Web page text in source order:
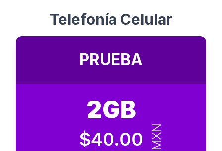
Telefonía Celular
PRUEBA
2GB
$40.00 MXN